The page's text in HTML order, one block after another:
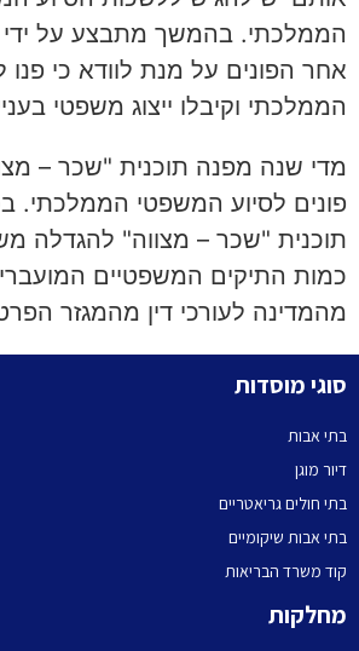
הממלכתי. בהמשך מתבצע על
אחר הפונים על מנת לוודא כי פנו
הממלכתי וקיבלו ייצוג משפטי
פונים לסיוע המשפטי הממלכתי.
תוכנית "שכר – מצווה" להגדלה
כמות התיקים המשפטיים
מהמדינה לעורכי דין מהמגזר
סוגי מוסדות
בתי אבות
דיור מוגן
בתי חולים גריאטריים
בתי אבות שיקומיים
קוד משרד הבריאות
מחלקות